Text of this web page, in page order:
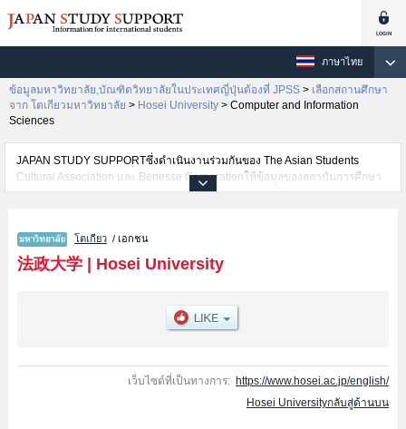
ภาษาไทย
ข้อมูลมหาวิทยาลัย,บัณฑิตวิทยาลัยในประเทศญี่ปุ่นต้องที่ JPSS > เลือกสถานศึกษา
จาก โตเกียวมหาวิทยาลัย > Hosei University > Computer and Information
Sciences
JAPAN STUDY SUPPORTซึ่งดำเนินงานร่วมกันของ The Asian Students
Cultural Association และ Benesse Corporationให้ข้อมูลของสถาบันการศึกษา
ระดับมหาวิทยาลัย・บัณฑิตวิทยาลัย・วิทยาลัยระดับอนุปริญญา・วิทยาลัย
เช่นข้อมูลของแต่ละคณะ,ข้อมูลการสอบคัดเลือกเข้าศึกษาเช่นจำนวนคนที่รับ
สมัครหรือจำนวนคนที่ผ่านการสอบคัดเลือกเป็นต้น,แนะนำสถานที่,การเดินทาง
เป็นต้นไว้ด้วยดังนั้นขอเชิญใช้บริการค้นหาข้อมูลตามอัธยาศัย
โตเกียว / เอกชน
法政大学| Hosei University
เว็บไซต์ที่เป็นทางการ: https://www.hosei.ac.jp/english/
Hosei Universityกลับสู่ด้านบน